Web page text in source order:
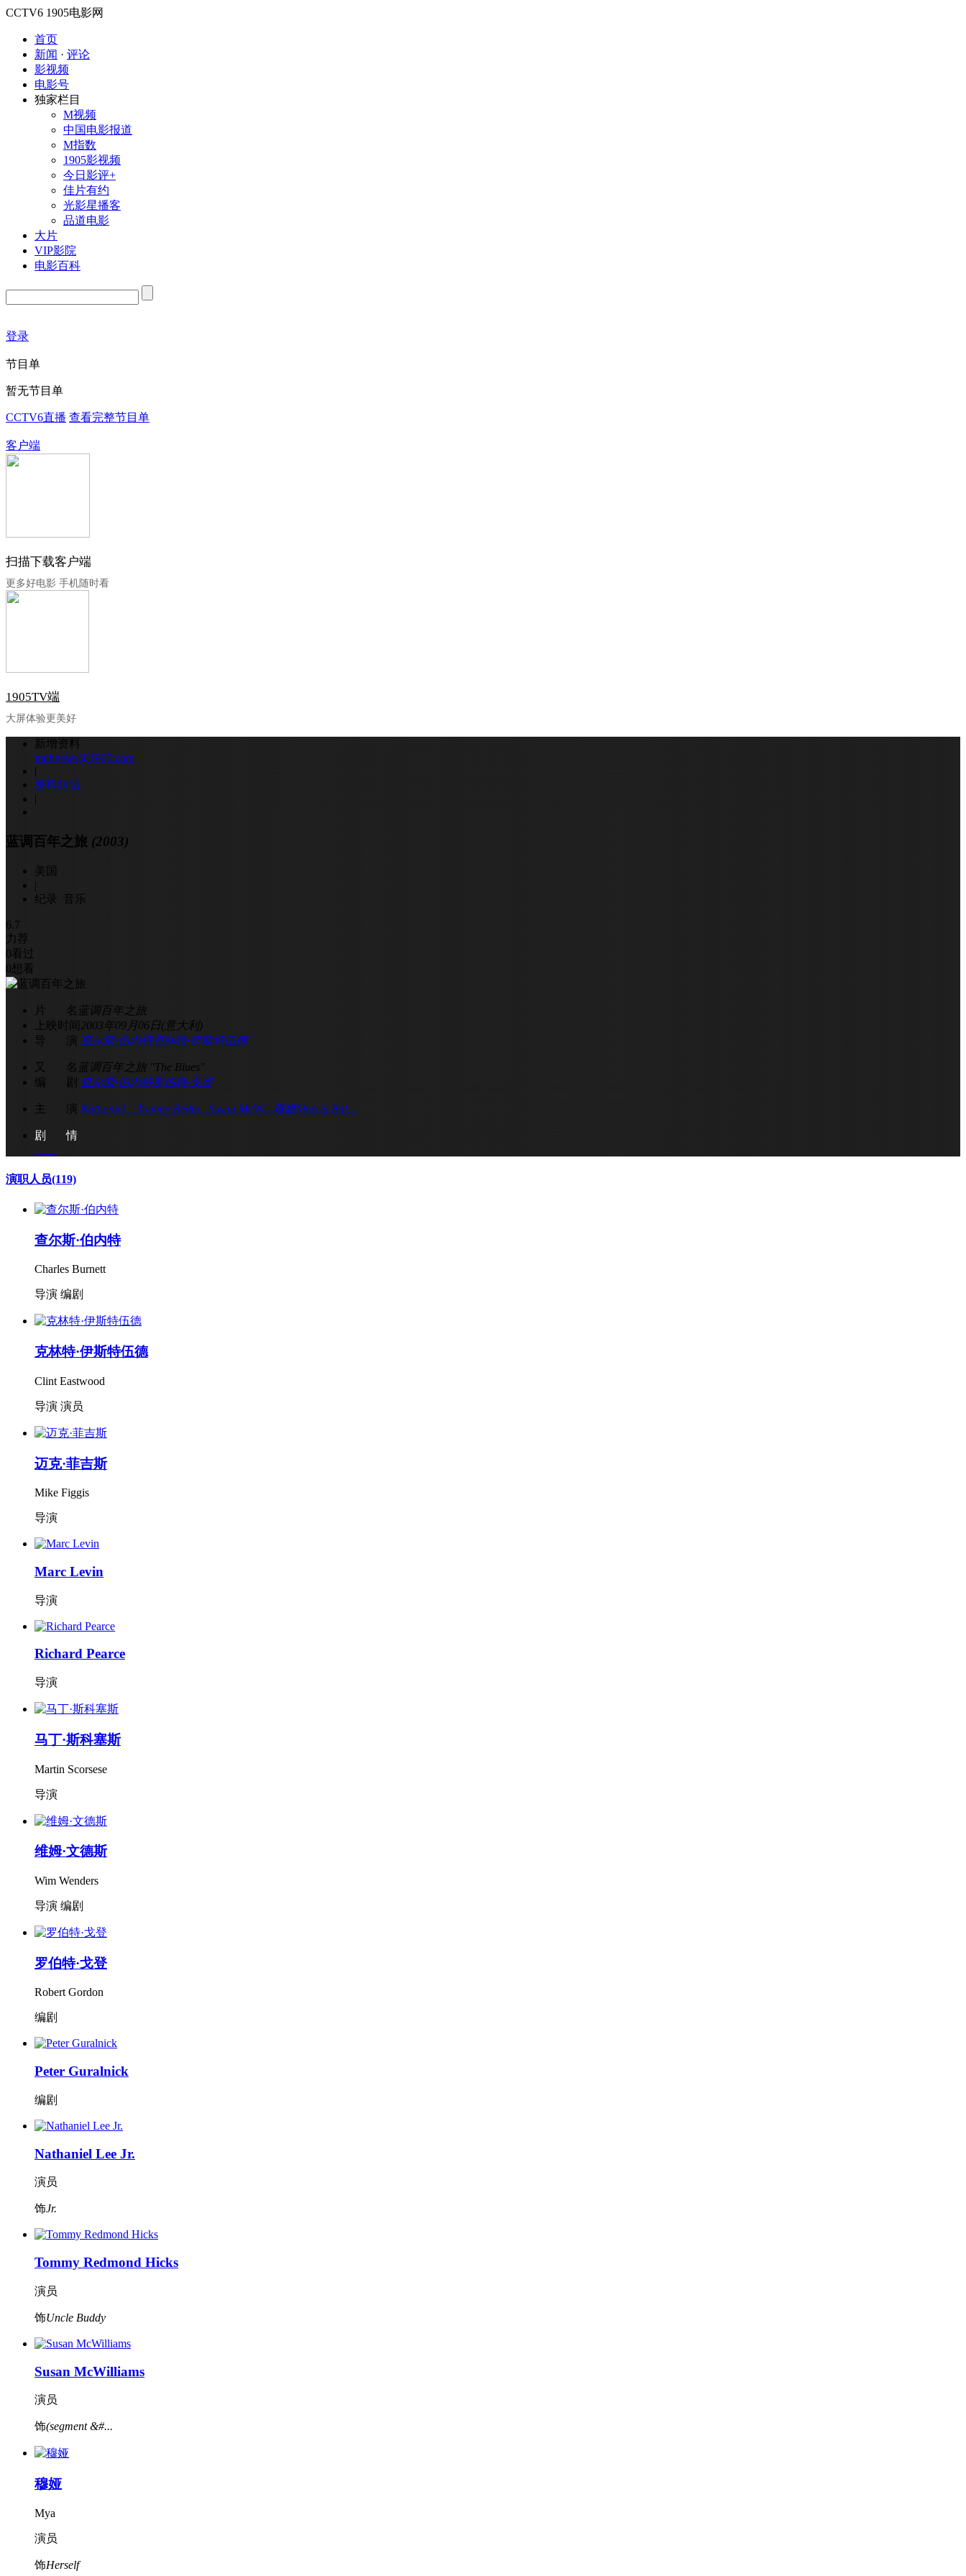
CCTV6 1905电影网
首页
新闻 · 评论
影视频
电影号
独家栏目
M视频
中国电影报道
M指数
1905影视频
今日影评+
佳片有约
光影星播客
品道电影
大片
VIP影院
电影百科
登录
节目单
暂无节目单
CCTV6直播 查看完整节目单
客户端
扫描下载客户端
更多好电影 手机随时看
1905TV端
大屏体验更美好
新增资料
mdbnews@1905.com
|
资料纠错
|
蓝调百年之旅 (2003)
美国
|
纪录 音乐
6.7
力荐
0看过
0想看
片 名 蓝调百年之旅
上映时间2003年09月06日(意大利)
导 演 查尔斯·伯内特克林特·伊斯特伍德
又 名 蓝调百年之旅 "The Blues"
编 剧
查尔斯·伯内特罗伯特·戈登
主 演 Nathaniel ...Tommy Redm...Susan McWi...穆娅Marcia Bal...
剧 情
演职人员(119)
查尔斯·伯内特
Charles Burnett
导演 编剧
克林特·伊斯特伍德
Clint Eastwood
导演 演员
迈克·菲吉斯
Mike Figgis
导演
Marc Levin
导演
Richard Pearce
导演
马丁·斯科塞斯
Martin Scorsese
导演
维姆·文德斯
Wim Wenders
导演 编剧
罗伯特·戈登
Robert Gordon
编剧
Peter Guralnick
编剧
Nathaniel Lee Jr.
演员
饰Jr.
Tommy Redmond Hicks
演员
饰Uncle Buddy
Susan McWilliams
演员
饰(segment &#...
穆娅
Mya
演员
饰Herself